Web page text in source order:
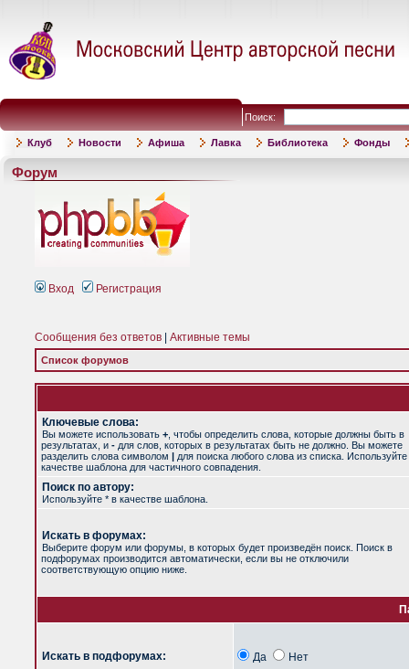
Поиск:
Клуб Новости Афиша Лавка Библиотека Фонды
Форум
Вход Регистрация
Сообщения без ответов Активные темы
Список форумов
Ключевые слова:
Вы можете использовать + , чтобы определить слова, которые должны быть в
результатах, и - для слов, которых в результатах быть не должно. Вы можете
разделить слова символом | для поиска любого слова из списка. Используйте
качестве шаблона для частичного совпадения.
Поиск по автору:
Используйте * в качестве шаблона.
Искать в форумах:
Выберите форум или форумы, в которых будет произведён поиск. Поиск в
подфорумах производится автоматически, если вы не отключили
соответствующую опцию ниже.
Искать в подфорумах: Да Нет